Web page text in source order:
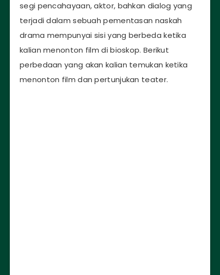
segi pencahayaan, aktor, bahkan dialog yang
terjadi dalam sebuah pementasan naskah
drama mempunyai sisi yang berbeda ketika
kalian menonton film di bioskop. Berikut
perbedaan yang akan kalian temukan ketika
menonton film dan pertunjukan teater.